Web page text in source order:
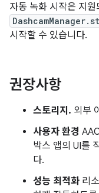
자동 녹화 시작은 지
시작할 수 있습니다.
권장사항
스토리지. 외부
사용자 환경
박스 앱의 UI를
다.
성능 최적화 리